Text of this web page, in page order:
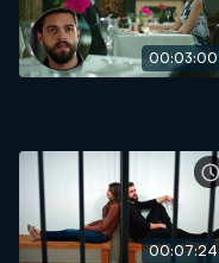
00:03:00
00:07:24